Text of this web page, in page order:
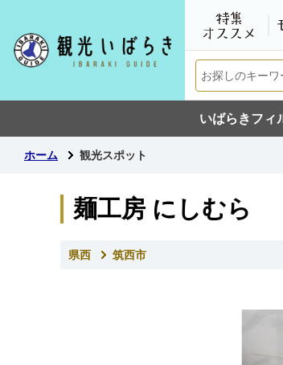
いばらきフィ
ホーム 観光スポット
麺工房 にしむら
県西 筑西市